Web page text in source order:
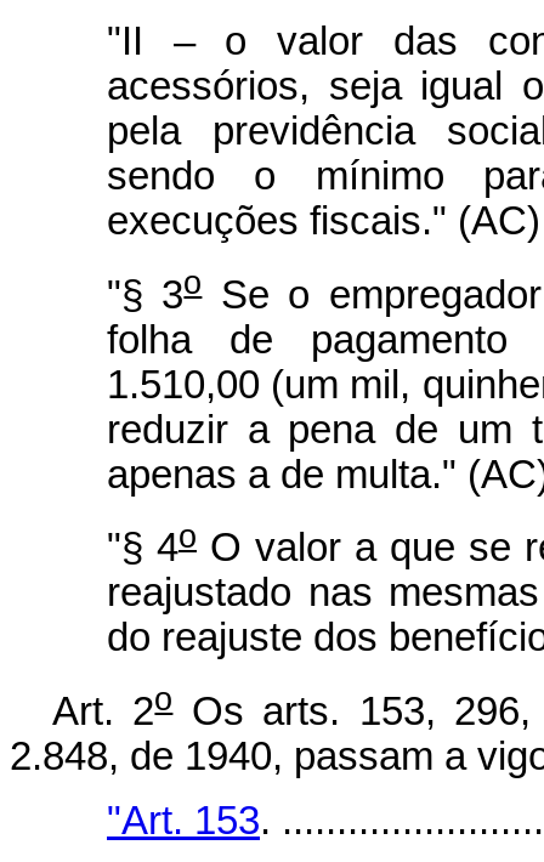
"II – o valor das
acessórios, seja igual
pela previdência
sendo o mínimo
execuções fiscais." (AC)
"§ 3oSe o
folha de pagamento
1.510,00 (um mil,
reduzir a pena de um
apenas a de multa."
"§ 4o O valor a que se
reajustado nas
do reajuste dos
Art. 2oOs arts. 153, 296,
2.848, de 1940, passam a
"Art. 153.